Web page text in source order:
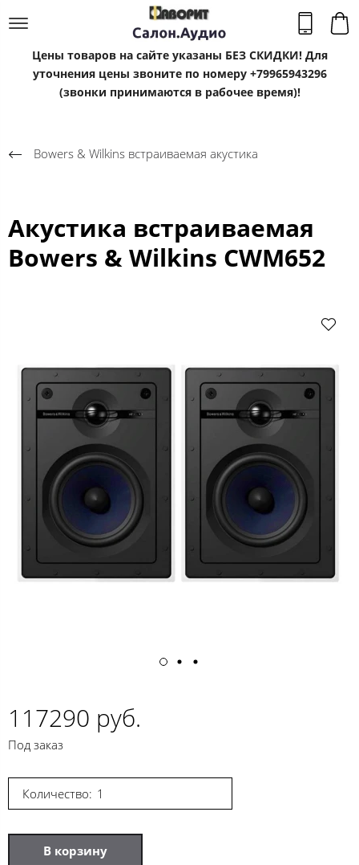
Цены товаров на сайте указаны БЕЗ СКИДКИ! Для
уточнения цены звоните по номеру +79965943296
(звонки принимаются в рабочее время)!
Bowers & Wilkins встраиваемая акустика
Акустика встраиваемая
Bowers & Wilkins CWM652
117290 руб.
Под заказ
Количество:
В корзину